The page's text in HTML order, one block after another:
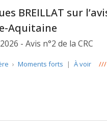
BREILLAT sur
Aquitaine
- Avis n°2 de la CRC
› Moments forts | À voir ///